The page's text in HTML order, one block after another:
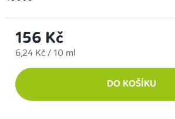
156 Kč
Měrná cena:
6,24 Kč / 10 ml
DO KOŠÍKU